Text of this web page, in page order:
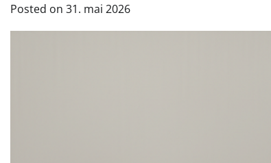
Posted on 31. mai 2026